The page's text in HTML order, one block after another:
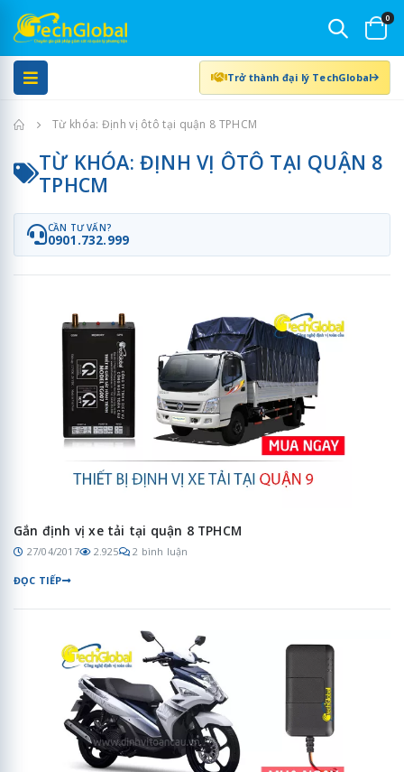
0
Trở thành đại lý TechGlobal
Trang chủTừ khóa: Định vị ôtô tại quận 8 TPHCM
TỪ KHÓA: ĐỊNH VỊ ÔTÔ TẠI QUẬN 8
TPHCM
CẦN TƯ VẤN?
0901.732.999
Gắn định vị xe tải tại quận 8 TPHCM
27/04/2017 2.925 2 bình luận
ĐỌC TIẾP